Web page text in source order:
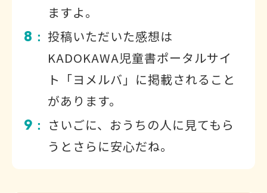
ますよ。
8 ： 投稿いただいた感想は
KADOKAWA児童書ポータルサイ
ト「ヨメルバ」に掲載されること
があります。
9 ：
さいごに、おうちの人に見てもら
うとさらに安心だね。